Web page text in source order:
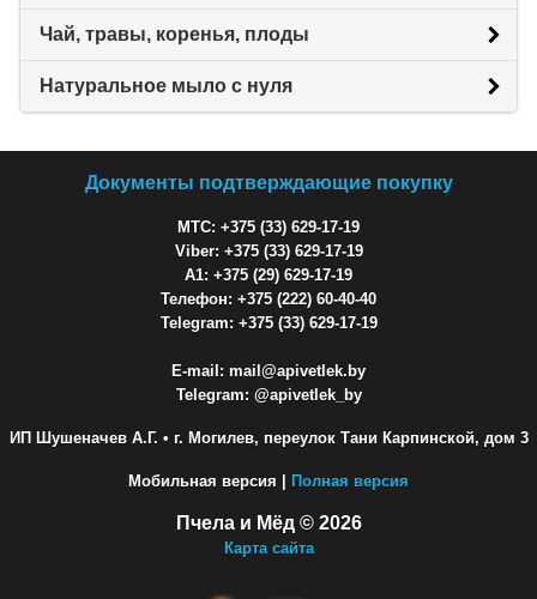
Чай, травы, коренья, плоды
Натуральное мыло с нуля
Документы подтверждающие покупку
МТС: +375 (33) 629-17-19
Viber: +375 (33) 629-17-19
A1: +375 (29) 629-17-19
Телефон: +375 (222) 60-40-40
Telegram: +375 (33) 629-17-19
E-mail: mail@apivetlek.by
Telegram: @apivetlek_by
ИП Шушеначев А.Г. • г. Могилев, переулок Тани Карпинской, дом 3
Мобильная версия | Полная версия
Пчела и Мёд © 2026
Карта сайта